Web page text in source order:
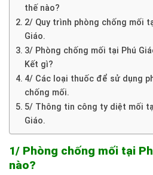
thế nào?
2/ Quy trình phòng chống mối
Giáo.
3/ Phòng chống mối tại Phú
Kết gì?
4/ Các loại thuốc để sử dụng
chống mối.
5/ Thông tin công ty diệt mối
Giáo.
1/ Phòng chống mối tại
nào?